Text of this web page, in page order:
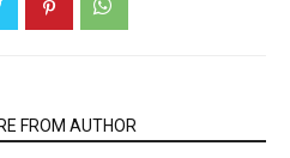
FROM AUTHOR